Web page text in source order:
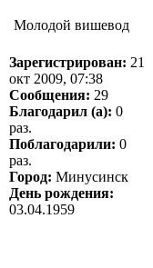
Молодой вишевод
Зарегистрирован: 21
окт 2009, 07:38
Сообщения: 29
Благодарил (а): 0
раз.
Поблагодарили: 0
раз.
Город: Минусинск
День рождения:
03.04.1959